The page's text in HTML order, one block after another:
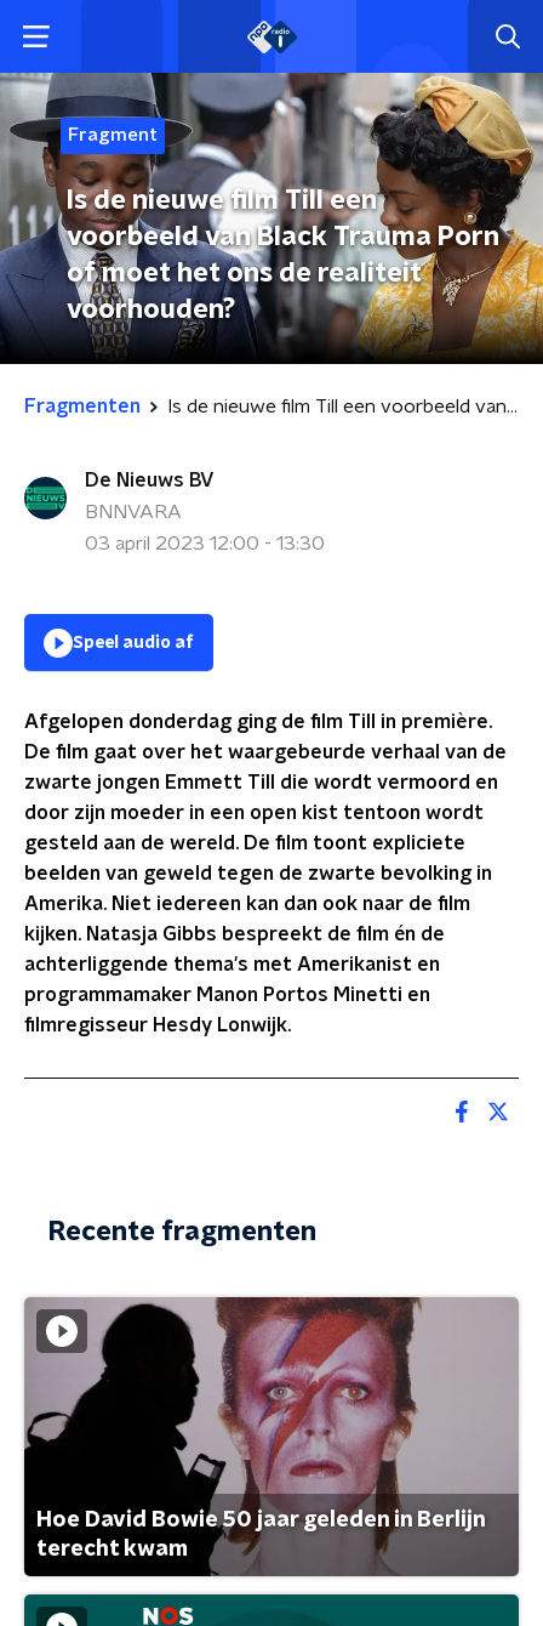
Fragment
Is de nieuwe film Till een
voorbeeld van Black Trauma Porn
of moet het ons de realiteit
voorhouden?
Fragmenten Is de nieuwe film Till een voorbeeld van Black Trauma Porn of moet het ons de realiteit voorhouden?
De Nieuws BV
BNNVARA
03 april 2023 12:00 - 13:30
Speel audio af
Afgelopen donderdag ging de film Till in première.
De film gaat over het waargebeurde verhaal van de
zwarte jongen Emmett Till die wordt vermoord en
door zijn moeder in een open kist tentoon wordt
gesteld aan de wereld. De film toont expliciete
beelden van geweld tegen de zwarte bevolking in
Amerika. Niet iedereen kan dan ook naar de film
kijken. Natasja Gibbs bespreekt de film én de
achterliggende thema's met Amerikanist en
programmamaker Manon Portos Minetti en
filmregisseur Hesdy Lonwijk.
Recente fragmenten
Hoe David Bowie 50 jaar geleden in Berlijn
terecht kwam